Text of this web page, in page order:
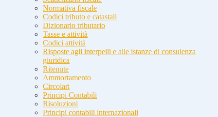
Normativa fiscale
Codici tributo e catastali
Dizionario tributario
Tasse e attività
Codici attività
Risposte agli interpelli e alle istanze di consulenza
giuridica
Ritenute
Ammortamento
Circolari
Principi Contabili
Risoluzioni
Principi contabili internazionali